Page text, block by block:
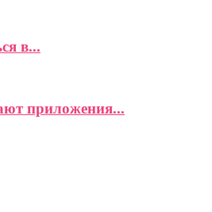
в...
приложения...